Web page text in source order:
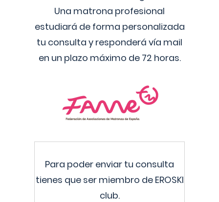
Una matrona profesional
estudiará de forma personalizada
tu consulta y responderá vía mail
en un plazo máximo de 72 horas.
Para poder enviar tu consulta
tienes que ser miembro de EROSKI
club.